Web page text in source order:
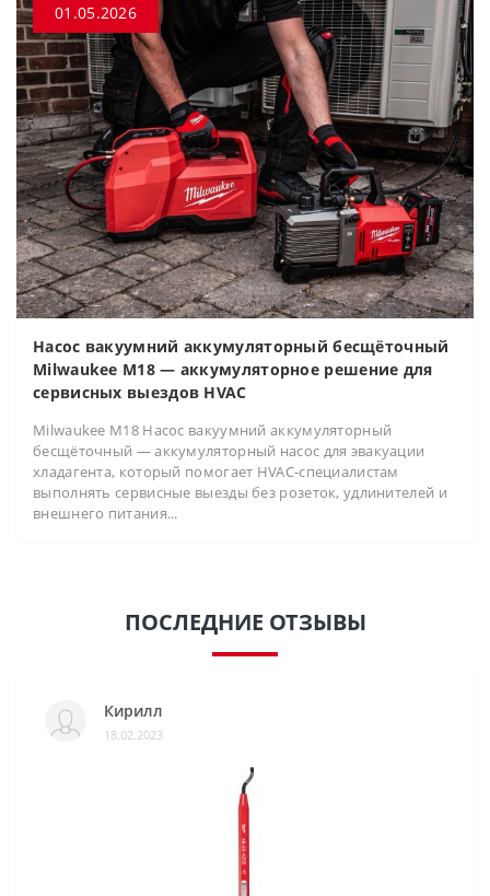
01.05.2026
Насос вакуумний аккумуляторный бесщёточный
Milwaukee M18 — аккумуляторное решение для
сервисных выездов HVAC
Milwaukee M18 Насос вакуумний аккумуляторный
бесщёточный — аккумуляторный насос для эвакуации
хладагента, который помогает HVAC-специалистам
выполнять сервисные выезды без розеток, удлинителей и
внешнего питания...
ПОСЛЕДНИЕ ОТЗЫВЫ
Кирилл
18.02.2023